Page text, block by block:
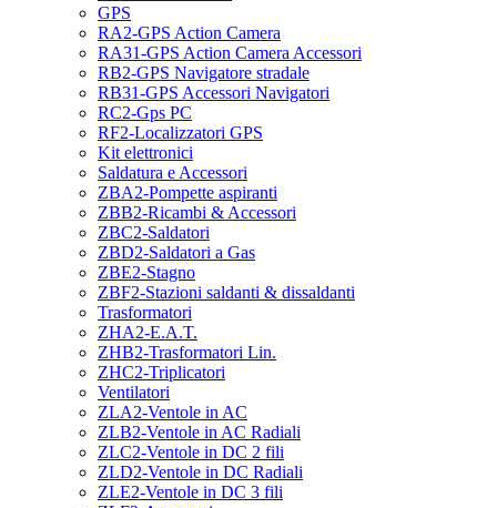
GPS
RA2-GPS Action Camera
RA31-GPS Action Camera Accessori
RB2-GPS Navigatore stradale
RB31-GPS Accessori Navigatori
RC2-Gps PC
RF2-Localizzatori GPS
Kit elettronici
Saldatura e Accessori
ZBA2-Pompette aspiranti
ZBB2-Ricambi & Accessori
ZBC2-Saldatori
ZBD2-Saldatori a Gas
ZBE2-Stagno
ZBF2-Stazioni saldanti & dissaldanti
Trasformatori
ZHA2-E.A.T.
ZHB2-Trasformatori Lin.
ZHC2-Triplicatori
Ventilatori
ZLA2-Ventole in AC
ZLB2-Ventole in AC Radiali
ZLC2-Ventole in DC 2 fili
ZLD2-Ventole in DC Radiali
ZLE2-Ventole in DC 3 fili